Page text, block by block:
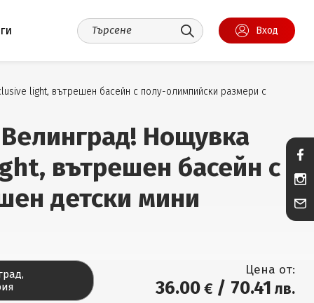
Вход
light, вътрешен басейн с полу-олимпийски размери с
Нощувка
вътрешен басейн с
детски мини
Цена от:
36.00€ / 70.41 лв.